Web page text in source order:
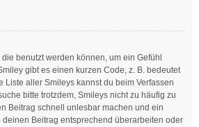
benutzt werden können, um ein Gefühl
gibt es einen kurzen Code, z. B. bedeutet
Liste aller Smileys kannst du beim Verfassen
bitte trotzdem, Smileys nicht zu häufig zu
Beitrag schnell unlesbar machen und ein
deinen Beitrag entsprechend überarbeiten oder